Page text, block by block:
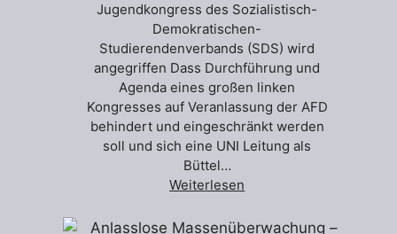
Jugendkongress des Sozialistisch-
Demokratischen-
Studierendenverbands (SDS) wird
angegriffen Dass Durchführung und
Agenda eines großen linken
Kongresses auf Veranlassung der AFD
behindert und eingeschränkt werden
soll und sich eine UNI Leitung als
Büttel…
Weiterlesen